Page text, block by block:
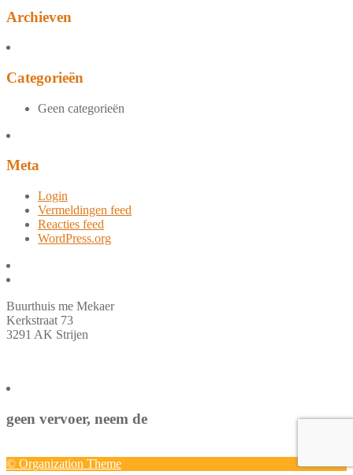
Archieven
Categorieën
Geen categorieën
Meta
Login
Vermeldingen feed
Reacties feed
WordPress.org
Buurthuis me Mekaer
Kerkstraat 73
3291 AK Strijen
geen vervoer, neem de
© Organization Theme